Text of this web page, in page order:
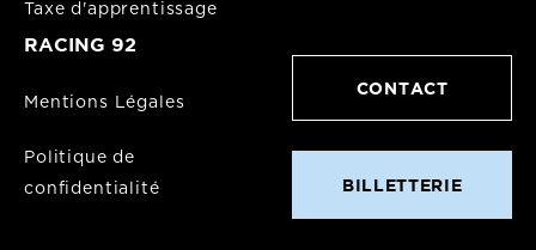
Taxe d'apprentissage
RACING 92
Mentions Légales
Politique de
confidentialité
CONTACT
BILLETTERIE